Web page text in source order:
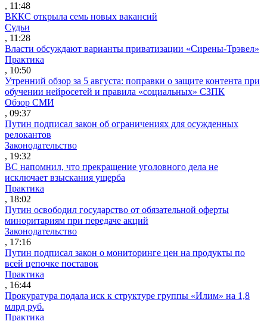
, 11:48
ВККС открыла семь новых вакансий
Судьи
, 11:28
Власти обсуждают варианты приватизации «Сирены-Трэвел»
Практика
, 10:50
Утренний обзор за 5 августа: поправки о защите контента при
обучении нейросетей и правила «социальных» СЗПК
Обзор СМИ
, 09:37
Путин подписал закон об ограничениях для осужденных
релокантов
Законодательство
, 19:32
ВС напомнил, что прекращение уголовного дела не
исключает взыскания ущерба
Практика
, 18:02
Путин освободил государство от обязательной оферты
миноритариям при передаче акций
Законодательство
, 17:16
Путин подписал закон о мониторинге цен на продукты по
всей цепочке поставок
Практика
, 16:44
Прокуратура подала иск к структуре группы «Илим» на 1,8
млрд руб.
Практика